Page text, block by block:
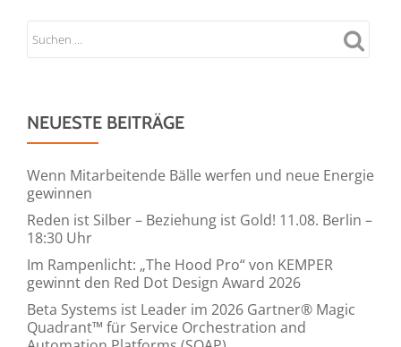
NEUESTE BEITRÄGE
Wenn Mitarbeitende Bälle werfen und neue Energie
gewinnen
Reden ist Silber – Beziehung ist Gold! 11.08. Berlin –
18:30 Uhr
Im Rampenlicht: „The Hood Pro“ von KEMPER
gewinnt den Red Dot Design Award 2026
Beta Systems ist Leader im 2026 Gartner® Magic
Quadrant™ für Service Orchestration and